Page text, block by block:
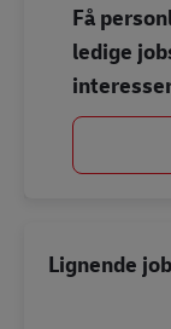
Få
ledige
Lignende